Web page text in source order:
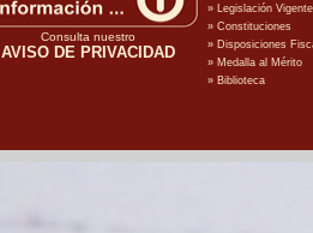
Consulta nuestro
AVISO DE PRIVACIDAD